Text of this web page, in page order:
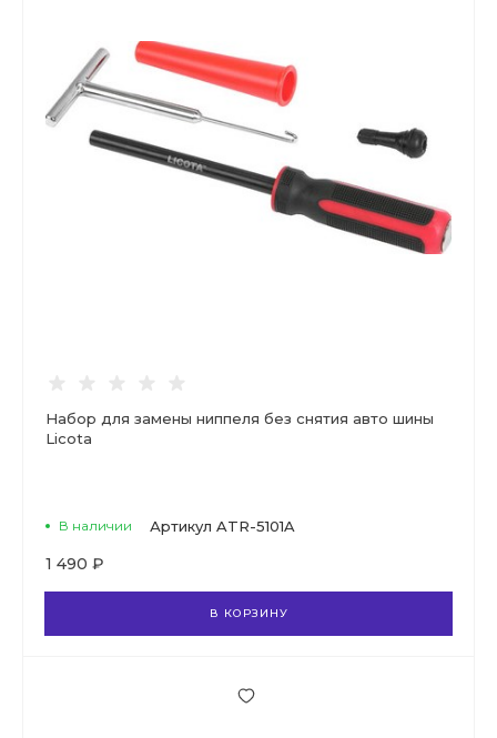
Набор для замены ниппеля без снятия авто шины
Licota
В наличии Артикул ATR-5101A
1 490 ₽
В КОРЗИНУ